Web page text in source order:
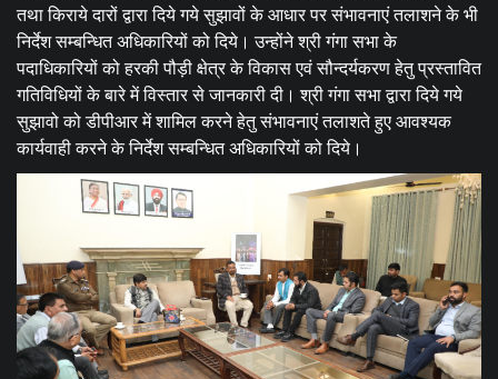
तथा किराये दारों द्वारा दिये गये सुझावों के आधार पर संभावनाएं तलाशने के भी
निर्देश सम्बन्धित अधिकारियों को दिये। उन्होंने श्री गंगा सभा के
पदाधिकारियों को हरकी पौड़ी क्षेत्र के विकास एवं सौन्दर्यकरण हेतु प्रस्तावित
गतिविधियों के बारे में विस्तार से जानकारी दी। श्री गंगा सभा द्वारा दिये गये
सुझावो को डीपीआर में शामिल करने हेतु संभावनाएं तलाशते हुए आवश्यक
कार्यवाही करने के निर्देश सम्बन्धित अधिकारियों को दिये।